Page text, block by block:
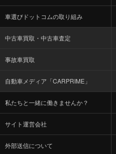
車選びドットコムの取り組み
中古車買取・中古車査定
事故車買取
自動車メディア「CARPRIME」
私たちと一緒に働きませんか？
サイト運営会社
外部送信について